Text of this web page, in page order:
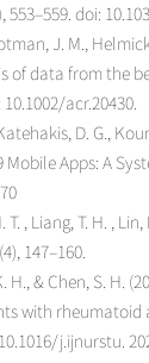
553–559. doi:
J. M.,
of data from the
10.1002/acr.20430.
D. G.,
Mobile Apps: A
T. , Liang, T. H. ,
147–160.
H., & Chen, S.
with
j.ijnurstu.